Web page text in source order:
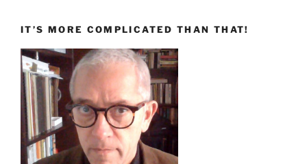
IT’S MORE COMPLICATED THAN THAT!